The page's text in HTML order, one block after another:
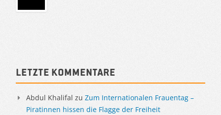
Sidebar
Letzte Kommentare
Abdul Khalifal zu Zum Internationalen Frauentag –
Piratinnen hissen die Flagge der Freiheit